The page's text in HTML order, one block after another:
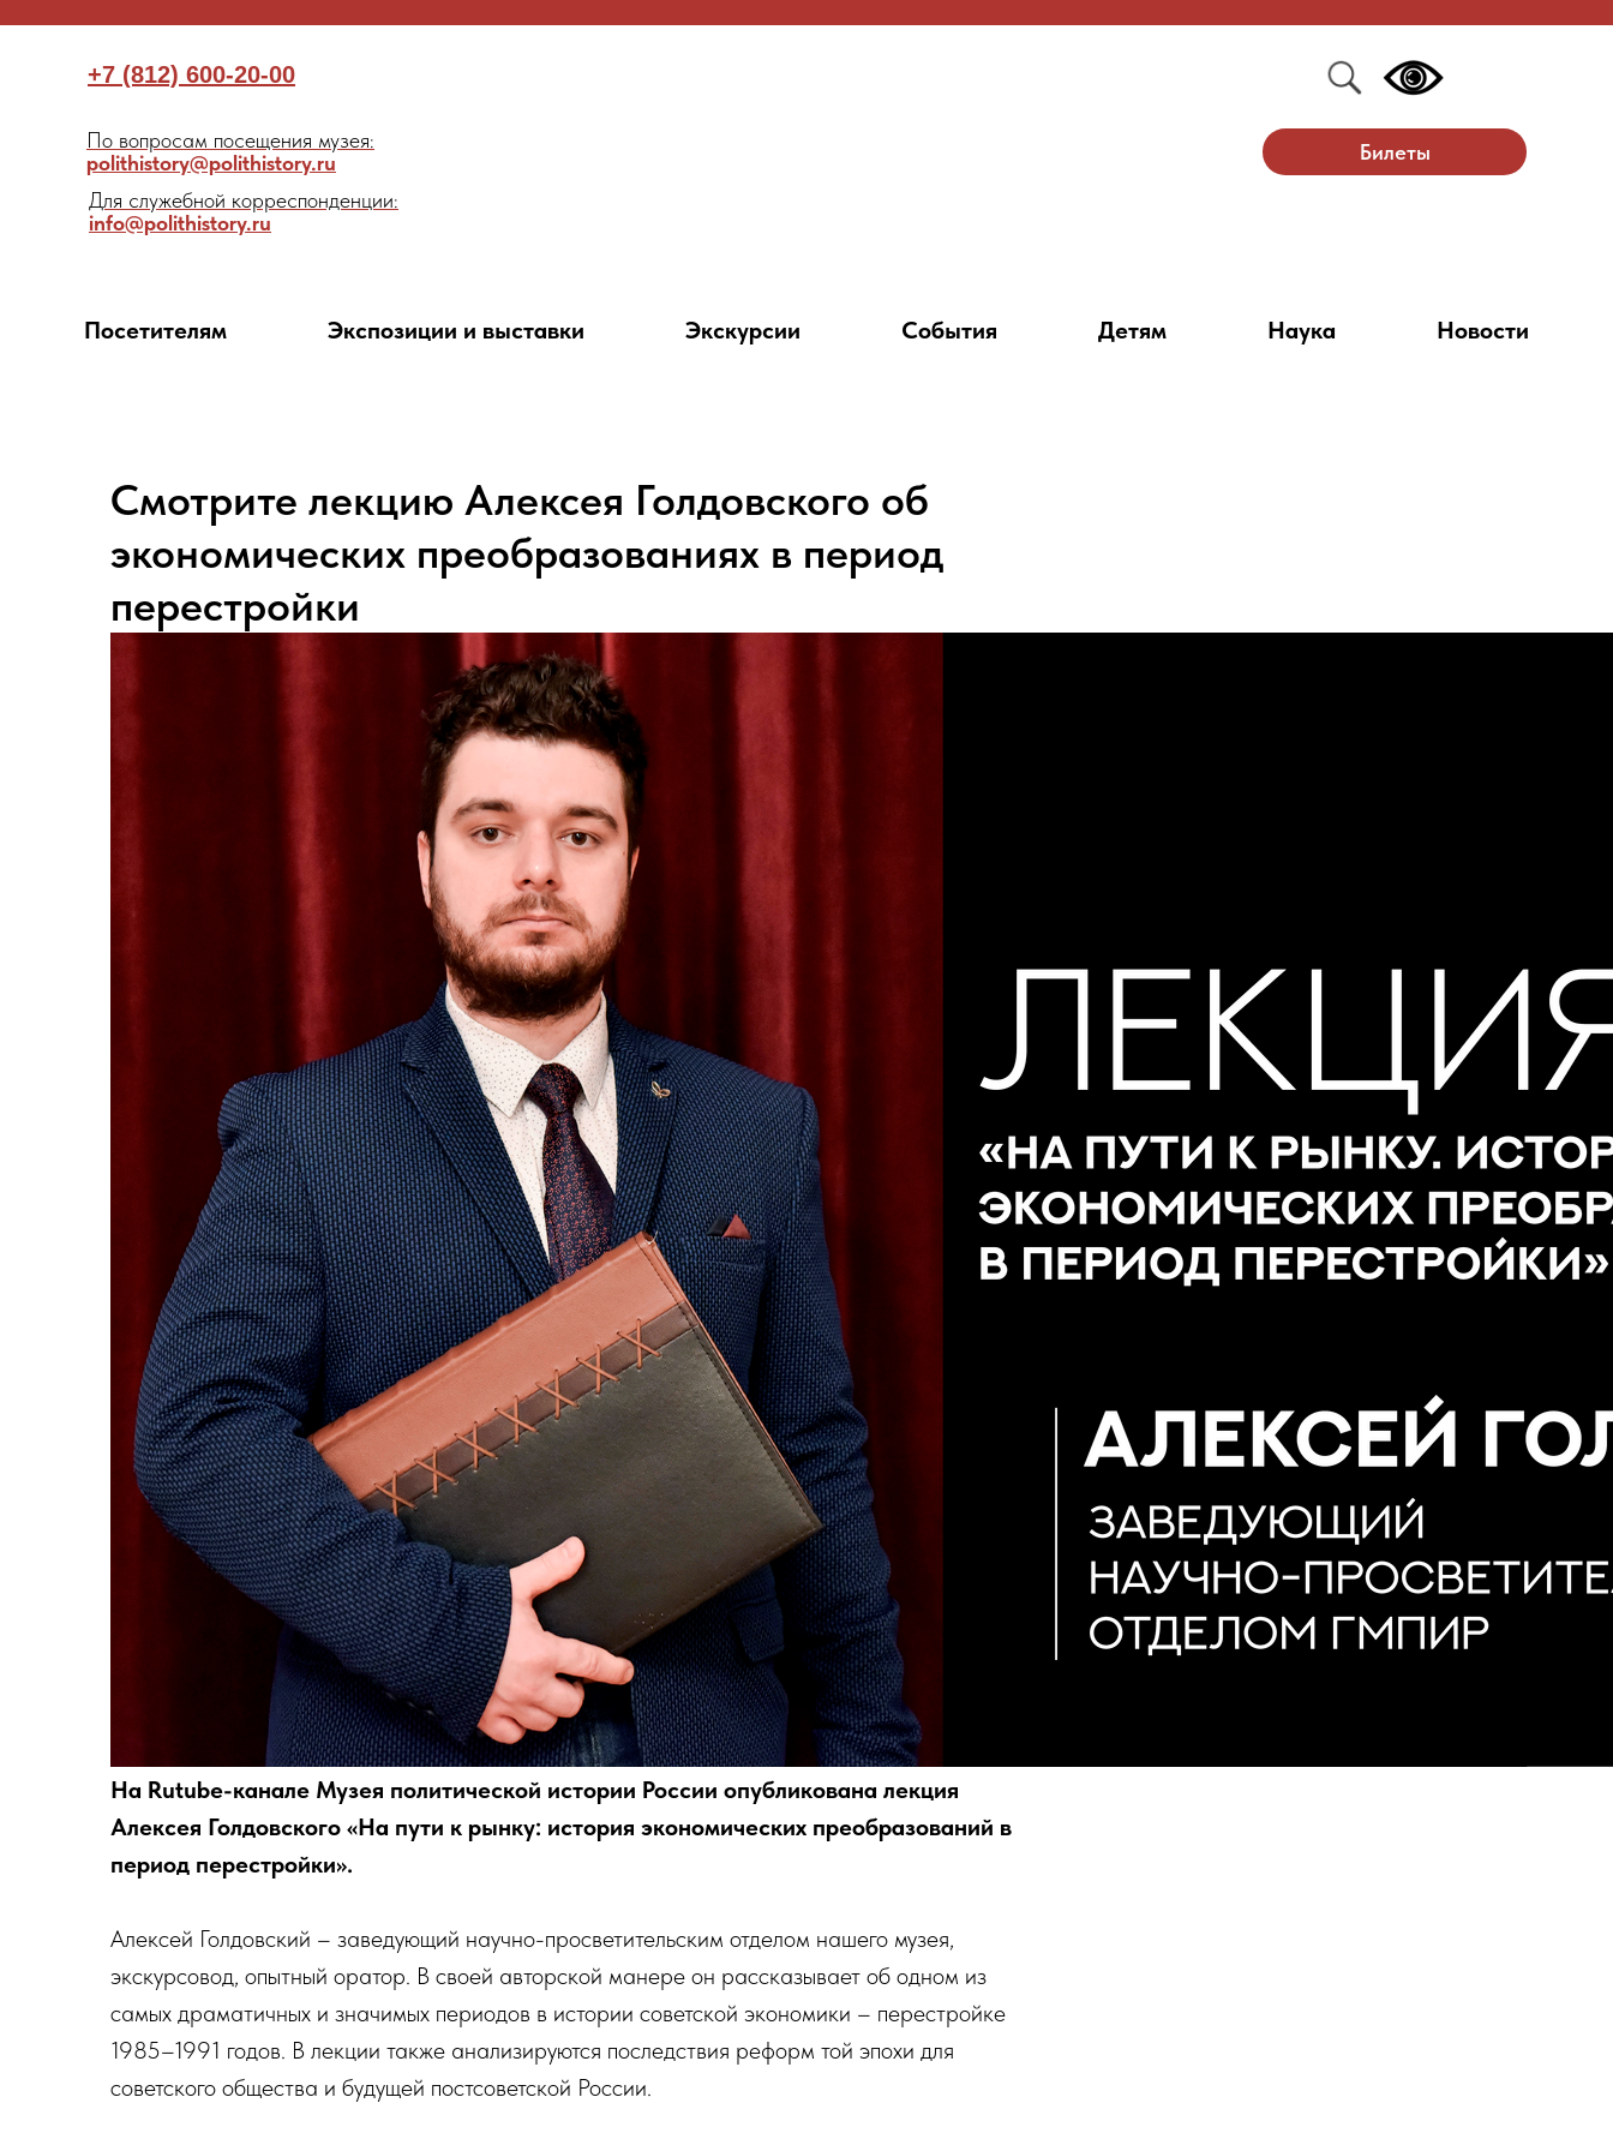
Билеты
+7 (812) 600-20-00
По вопросам посещения музея:
polithistory@polithistory.ru
Для служебной корреспонденции:
info@polithistory.ru
Посетителям Экспозиции и выставки Экскурсии События Детям Наука Новости
Смотрите лекцию Алексея Голдовского об
экономических преобразованиях в период
перестройки
На Rutube-канале Музея политической истории России опубликована лекция
Алексея Голдовского «На пути к рынку: история экономических преобразований в
период перестройки».
Алексей Голдовский – заведующий научно-просветительским отделом нашего музея,
экскурсовод, опытный оратор. В своей авторской манере он рассказывает об одном из
самых драматичных и значимых периодов в истории советской экономики – перестройке
1985–1991 годов. В лекции также анализируются последствия реформ той эпохи для
советского общества и будущей постсоветской России.